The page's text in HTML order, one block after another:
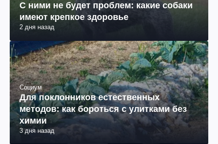
С ними не будет проблем: какие собаки
имеют крепкое здоровье
2 дня назад
Социум
Для поклонников естественных
методов: как бороться с улитками без
химии
3 дня назад